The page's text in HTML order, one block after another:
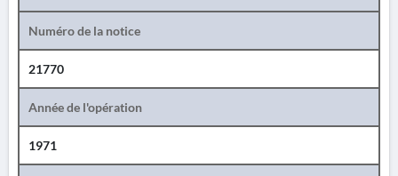
Numéro de la notice
21770
Année de l'opération
1971